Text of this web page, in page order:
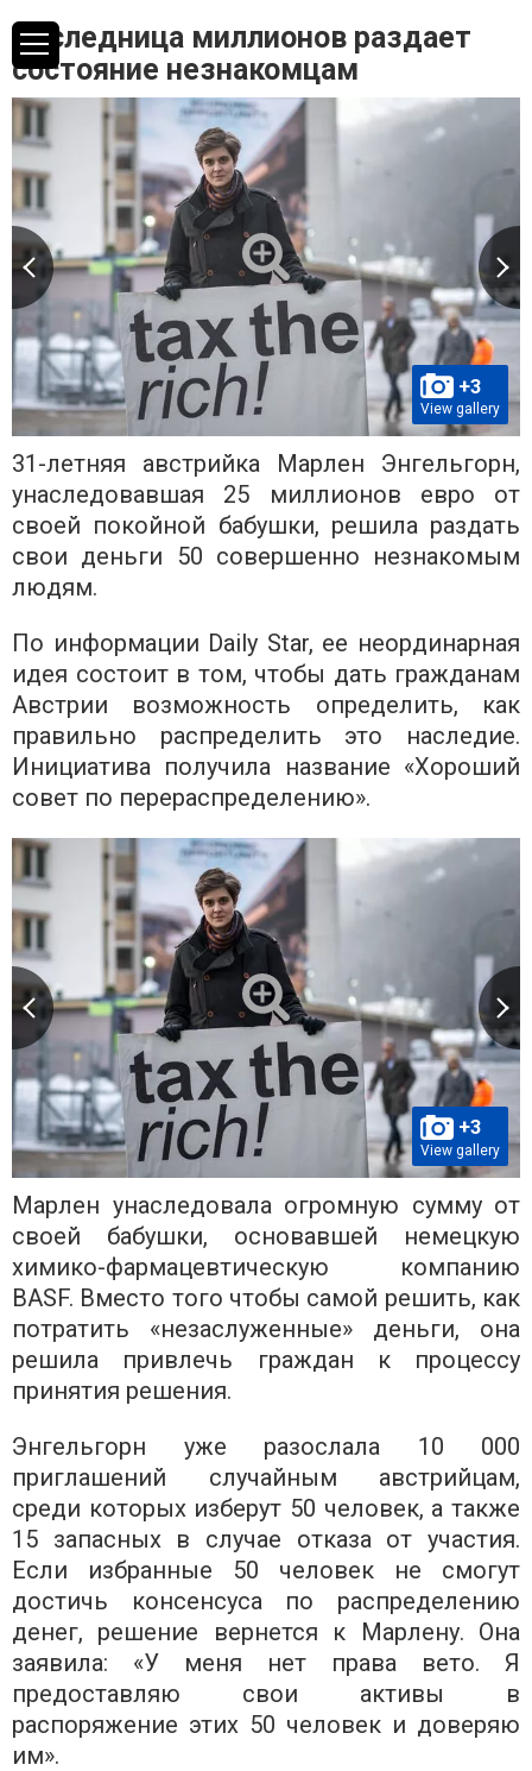
Наследница миллионов раздает
состояние незнакомцам
+3
View gallery
31-летняя австрийка Марлен Энгельгорн,
унаследовавшая 25 миллионов евро от
своей покойной бабушки, решила раздать
свои деньги 50 совершенно незнакомым
людям.
По информации Daily Star, ее неординарная
идея состоит в том, чтобы дать гражданам
Австрии возможность определить, как
правильно распределить это наследие.
Инициатива получила название «Хороший
совет по перераспределению».
+3
View gallery
Марлен унаследовала огромную сумму от
своей бабушки, основавшей немецкую
химико-фармацевтическую компанию
BASF. Вместо того чтобы самой решить, как
потратить «незаслуженные» деньги, она
решила привлечь граждан к процессу
принятия решения.
Энгельгорн уже разослала 10 000
приглашений случайным австрийцам,
среди которых изберут 50 человек, а также
15 запасных в случае отказа от участия.
Если избранные 50 человек не смогут
достичь консенсуса по распределению
денег, решение вернется к Марлену. Она
заявила: «У меня нет права вето. Я
предоставляю свои активы в
распоряжение этих 50 человек и доверяю
им».